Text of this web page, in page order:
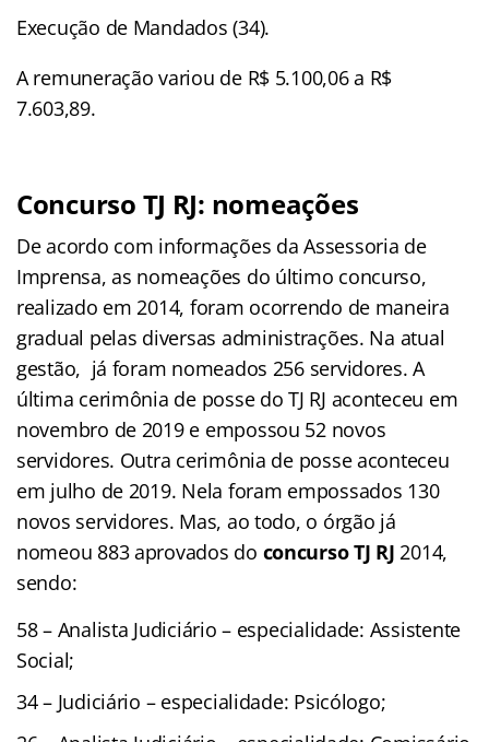
Execução de Mandados (34).
A remuneração variou de R$ 5.100,06 a R$
7.603,89.
Concurso TJ RJ: nomeações
De acordo com informações da Assessoria de
Imprensa, as nomeações do último concurso,
realizado em 2014, foram ocorrendo de maneira
gradual pelas diversas administrações. Na atual
gestão, já foram nomeados 256 servidores. A
última cerimônia de posse do TJ RJ aconteceu em
novembro de 2019 e empossou 52 novos
servidores. Outra cerimônia de posse aconteceu
em julho de 2019. Nela foram empossados 130
novos servidores. Mas, ao todo, o órgão já
nomeou 883 aprovados do concurso TJ RJ 2014,
sendo:
58 – Analista Judiciário – especialidade: Assistente
Social;
34 – Judiciário – especialidade: Psicólogo;